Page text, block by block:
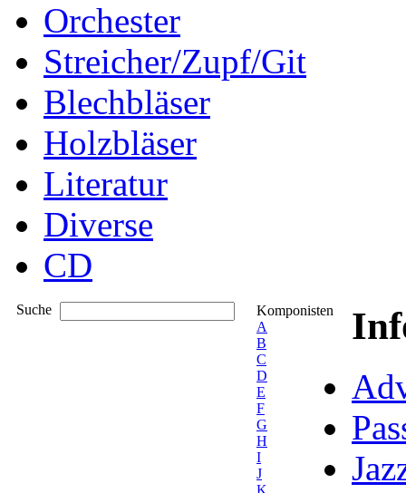
Orchester
Streicher/Zupf/Git
Blechbläser
Holzbläser
Literatur
Diverse
CD
Suche
Komponisten
A
B
C
D
E
F
G
H
I
J
K